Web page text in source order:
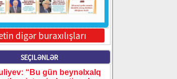
digər buraxılışları
SEÇILƏNLƏR
“Bu gün beynəlxalq